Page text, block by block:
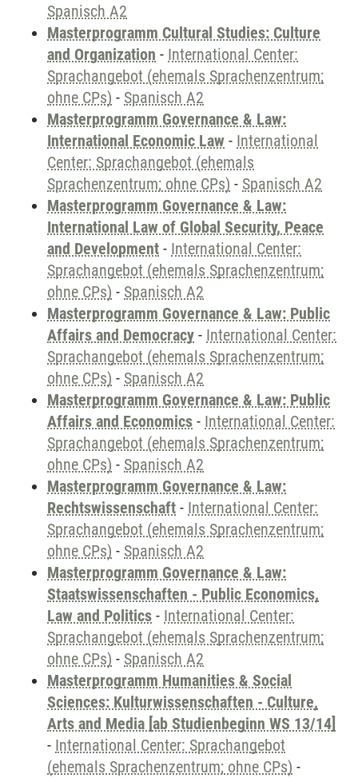
Spanisch A2
Masterprogramm Cultural Studies: Culture
and Organization - International Center:
Sprachangebot (ehemals Sprachenzentrum;
ohne CPs) - Spanisch A2
Masterprogramm Governance & Law:
International Economic Law - International
Center: Sprachangebot (ehemals
Sprachenzentrum; ohne CPs) - Spanisch A2
Masterprogramm Governance & Law:
International Law of Global Security, Peace
and Development - International Center:
Sprachangebot (ehemals Sprachenzentrum;
ohne CPs) - Spanisch A2
Masterprogramm Governance & Law: Public
Affairs and Democracy - International Center:
Sprachangebot (ehemals Sprachenzentrum;
ohne CPs) - Spanisch A2
Masterprogramm Governance & Law: Public
Affairs and Economics - International Center:
Sprachangebot (ehemals Sprachenzentrum;
ohne CPs) - Spanisch A2
Masterprogramm Governance & Law:
Rechtswissenschaft - International Center:
Sprachangebot (ehemals Sprachenzentrum;
ohne CPs) - Spanisch A2
Masterprogramm Governance & Law:
Staatswissenschaften - Public Economics,
Law and Politics - International Center:
Sprachangebot (ehemals Sprachenzentrum;
ohne CPs) - Spanisch A2
Masterprogramm Humanities & Social
Sciences: Kulturwissenschaften - Culture,
Arts and Media [ab Studienbeginn WS 13/14]
- International Center: Sprachangebot
(ehemals Sprachenzentrum; ohne CPs) -